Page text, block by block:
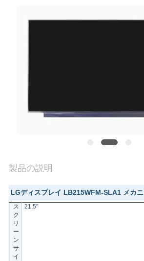
達
に
連
絡
し
製品の説明
LGディスプレイ LB215WFM-SLA1 メカ
ス
ク
リ
ー
ン
サ
イ
21.5"